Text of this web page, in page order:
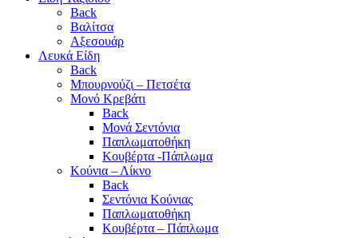
Back
Βαλίτσα
Αξεσουάρ
Λευκά Είδη
Back
Μπουρνούζι – Πετσέτα
Μονό Κρεβάτι
Back
Μονά Σεντόνια
Παπλωματοθήκη
Κουβέρτα -Πάπλωμα
Κούνια – Λίκνο
Back
Σεντόνια Κούνιας
Παπλωματοθήκη
Κουβέρτα – Πάπλωμα